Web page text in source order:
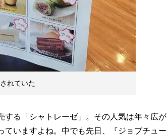
れていた
る「シャトレーゼ」。その人気は年々広が
ていますよね。中でも先日、『ジョブチュー